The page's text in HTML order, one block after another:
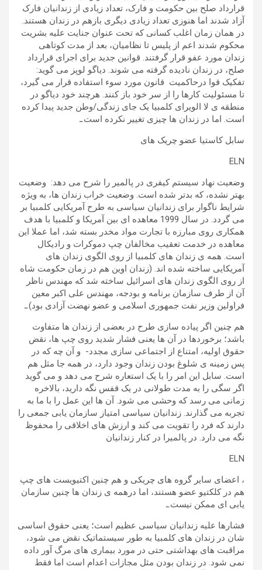
قرارداد صلح بین حکومت و فارک، تعداد زیادی از زندانیان فارک
آزاد شدند اما هنوزی تعداد زیادی دیگری بازهم در زندان هستند.
در همان زمان اغلب کسانی که تحت عنوان جنایت علیه بشریت
محکوم شدند اعم از پلیس تا نظامیان، بعد از مدت کوتاهی
زندان مورد عفو قرار گرفتند. قوانین جدید برای اجرای قرارداد
صلح، در زندان نادیده گرفته می شوند. دیاگو لوپز می گوید:
تفکیک قوا درحاکمیت قانون مورد سوء استفاده قرار می گیرد،
تا مسئولیت کارها را از سر خود باز کنند. هرچند خود دیاگو در
منطقه ی لا الویرای کلمبیا یک جای زندگی/وطن جدید پیدا کرده
است. اما در زندان ها چیزی تغییر نکرده است.ـ
سابل کاستیا عضو چریک های
ELN
وضعیت نهاد سیستم کیفری در پالمیر را شرح می دهد: وضعیت
بهتر نشده، که بدتر شده است. وضعیت خراب زندان ها، به ویژه
شرایط ناگوار برای زندانیان سیاسی به طرح آمریکایی کلمبیا بر
می گردد. در سال 1999 معاهده ای بین آمریکا و کلمبیا با هدف
همکاری روی مبارزه با تجارت مواد مخدر بسته شد، اما عملا این
معاهده در خدمت تعقیب مخالفان چپ دموکرات و رادیکال
است. همه ی زندان های کلمبیا از روی الگوی زندان های
آمریکایی ساخته شده اند. (زندان اوین هم در زمان حکومت شاه
از روی الگوی زندان های اسرائیل ساخته شد که مهندس ناظر
آن از طرف سازمان برنامه و بودجه، مهندس علی اکبر معین
فراولین وزیر نفت جمهوری اسلامی و عضو نهضت آزادی بود).ـ
هم چنین اگر پیاده سازی طرح در بعضی از زندان ها متفاوت
باشد؛ برخوردها در آن ها یعنی فشار شدید روی چپ ها، نقض
حقوق اولیه، امتناع از اجتماعی سازی مجدد- و آن چه که در
پس زمینه ی شلوغ بودن زندان وجود دارد، در همه جا مثل هم
است. سابل این امر را با یک استعاره شرح می دهد و می گوید
اگر سگی را به مدت طولانی در یک قفس نگه دارید، بالاخره
زمانی می رسد که وحشی می شود. آن ها این عمل را با ما به
تجربه می گذارند. زندانیان سیاسی امتیاز سازمان یابی جمعی را
دارند که فرد را تقویت می کند و ارزش های اخلاقی را محفوظ
نگه می دارد. در پالمیرا در کنار زندانیان
ELN
، اعضای سایر گروه های چریکی و هم چنین اکتیویست های چپ
هم در کلکتیو عضو هستند، اما درهمه ی زندان ها چنین سازمان
یابی ای ممکن نیست.ـ
فشارها علیه زندانیان سیاسی عظیم است؛ یعنی حقوق اساسی
شان در زندان های کلمبیا به طور سیستماتیک نقض می شود،
مراقبت های بهداشتی حتی در مورد بیماری های مرگ آور داده
نمی شود. در زندان بودن مثل مجازات اعدام است اما فقط